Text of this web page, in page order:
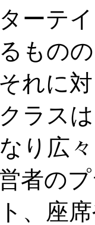
ーテ
もの
れに
ラス
り広
者の
、座